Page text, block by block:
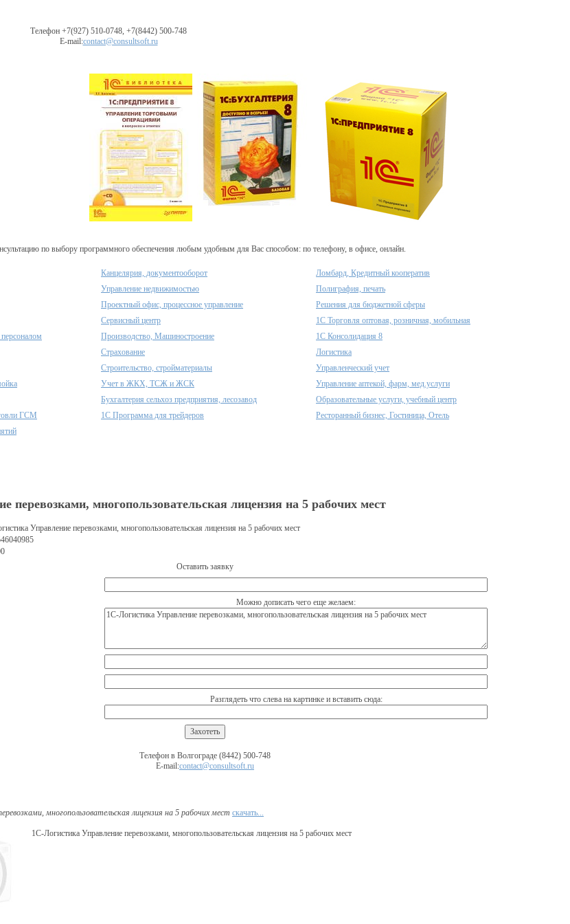
Телефон +7(927) 510-0748, +7(8442) 500-748
E-mail:contact@consultsoft.ru
по выбору программного обеспечения любым удобным для Вас способом: по телефону, в офисе, онлайн.
Канцелярия, документооборот
Ломбард, Кредитный кооператив
Управление недвижимостью
Полиграфия, печать
Проектный офис, процессное управление
Решения для бюджетной сферы
Сервисный центр
1С Торговля оптовая, розничная, мобильная
Производство, Машиностроение
1С Консолидация 8
Страхование
Логистика
Строительство, стройматериалы
Управленческий учет
Учет в ЖКХ, ТСЖ и ЖСК
Управление аптекой, фарм, мед.услуги
Бухгалтерия сельхоз предприятия, лесозавод
Образовательные услуги, учебный центр
ГСМ
1С Программа для трейдеров
Ресторанный бизнес, Гостиница, Отель
перевозками, многопользовательская лицензия на 5 рабочих мест
Управление перевозками, многопользовательская лицензия на 5 рабочих мест
Оставить заявку
Можно дописать чего еще желаем:
Разглядеть что слева на картинке и вставить сюда:
Телефон в Волгограде (8442) 500-748
E-mail:contact@consultsoft.ru
многопользовательская лицензия на 5 рабочих мест скачать...
1С-Логистика Управление перевозками, многопользовательская лицензия на 5 рабочих мест